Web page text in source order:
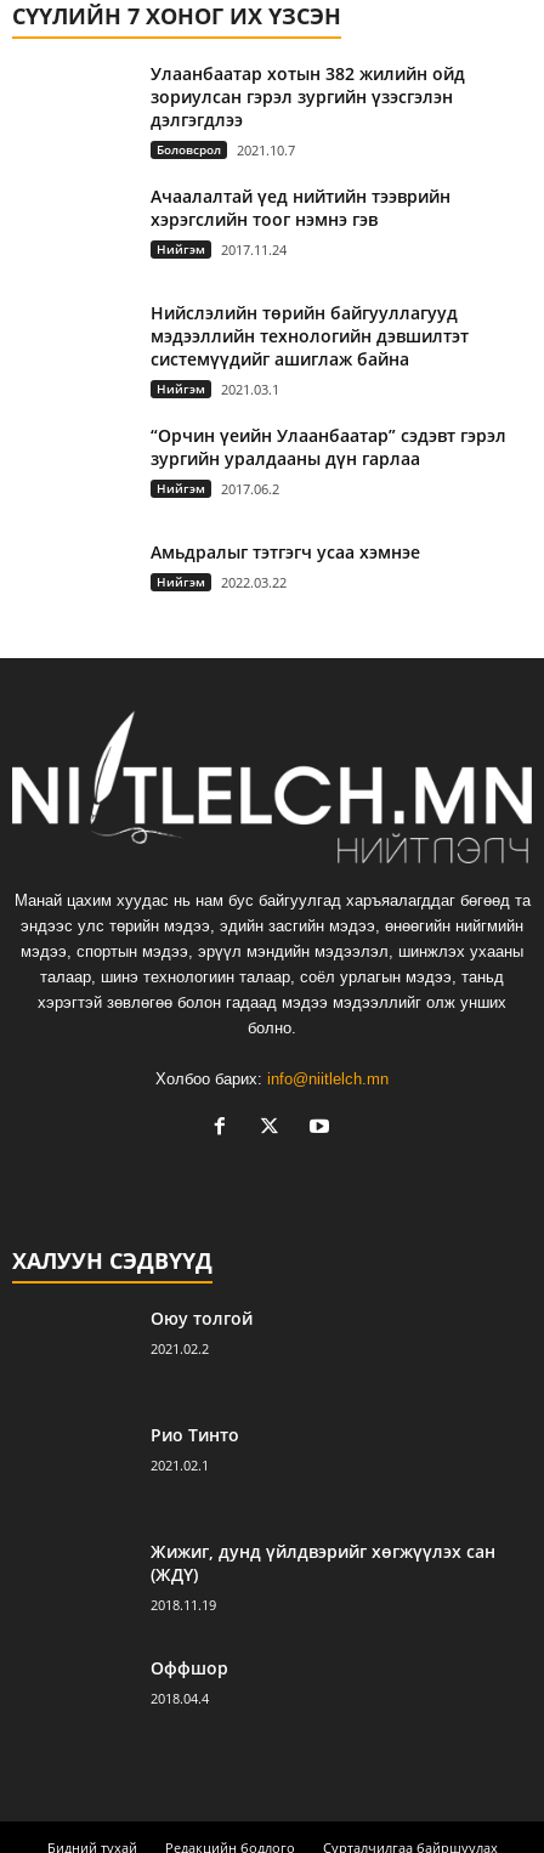
СҮҮЛИЙН 7 ХОНОГ ИХ ҮЗСЭН
Улаанбаатар хотын 382 жилийн ойд
зориулсан гэрэл зургийн үзэсгэлэн
дэлгэгдлээ
Боловсрол 2021.10.7
Ачаалалтай үед нийтийн тээврийн
хэрэгслийн тоог нэмнэ гэв
Нийгэм 2017.11.24
Нийслэлийн төрийн байгууллагууд
мэдээллийн технологийн дэвшилтэт
системүүдийг ашиглаж байна
Нийгэм 2021.03.1
“Орчин үеийн Улаанбаатар” сэдэвт гэрэл
зургийн уралдааны дүн гарлаа
Нийгэм 2017.06.2
Амьдралыг тэтгэгч усаа хэмнэе
Нийгэм 2022.03.22
Манай цахим хуудас нь нам бус байгуулгад харъяалагддаг бөгөөд та
эндээс улс төрийн мэдээ, эдийн засгийн мэдээ, өнөөгийн нийгмийн
мэдээ, спортын мэдээ, эрүүл мэндийн мэдээлэл, шинжлэх ухааны
талаар, шинэ технологиин талаар, соёл урлагын мэдээ, таньд
хэрэгтэй зөвлөгөө болон гадаад мэдээ мэдээллийг олж унших
болно.
Холбоо барих: info@niitlelch.mn
ХАЛУУН СЭДВҮҮД
Оюу толгой
2021.02.2
Рио Тинто
2021.02.1
Жижиг, дунд үйлдвэрийг хөгжүүлэх сан
(ЖДҮ)
2018.11.19
Оффшор
2018.04.4
Бидний тухай Редакцийн бодлого Сурталчилгаа байршуулах